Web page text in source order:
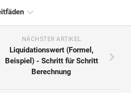
NÄCHSTER ARTIKEL
Liquidationswert (Formel,
Beispiel) - Schritt für Schritt
Berechnung